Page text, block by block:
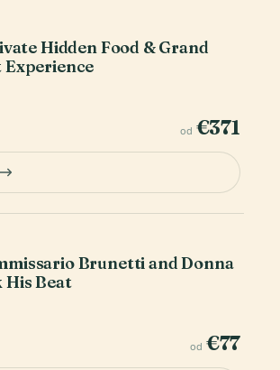
Hidden Food & Grand
Experience
od €371
Brunetti and Donna
His Beat
od €77